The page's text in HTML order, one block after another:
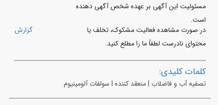
مسئولیت این آگهی بر عهده شخص آگهی دهنده
است.
در صورت مشاهده فعالیت مشکوک، تخلف یا
محتوای نادرست لطفاً ما را مطلع کنید.
گزارش
کلمات کلیدی:
تصفیه آب و فاضلاب | منعقد کننده | سولفات آلومینیوم